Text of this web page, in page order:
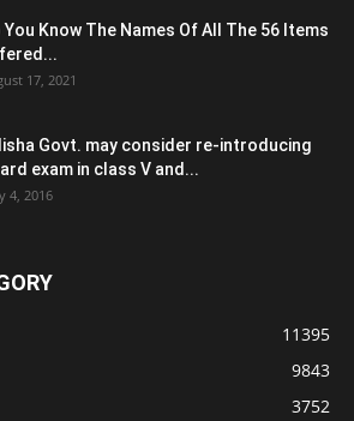
You Know The Names Of All The 56 Items
17, 2021
Govt. may consider re-introducing
exam in class V and...
4, 2016
11395
9843
3752